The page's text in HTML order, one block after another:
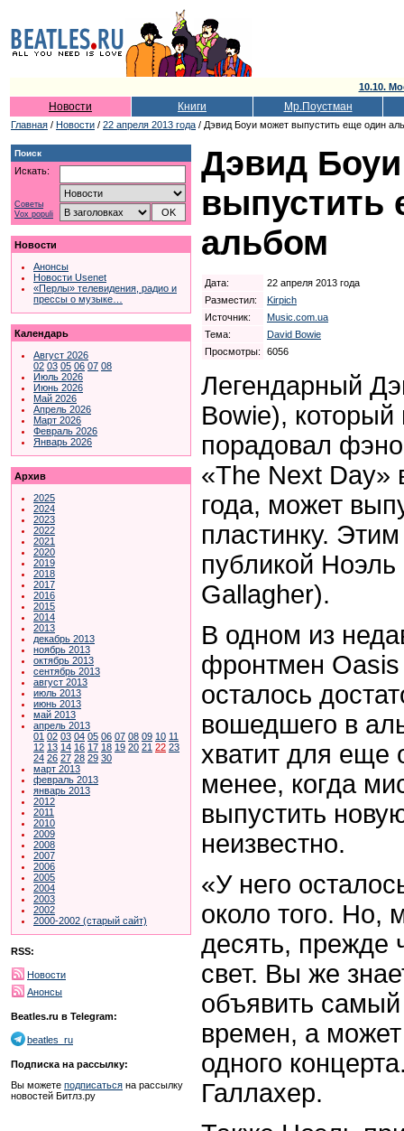
10.10.
Новости Книги Мр.Поустман
Главная / Новости / 22 апреля 2013 года / Дэвид Боуи может выпустить еще один
Поиск
Искать:
Советы
Vox populi
Новости
Анонсы
Новости Usenet
«Перлы» телевидения, радио и
прессы о музыке…
Календарь
Август 2026
02 03 05 06 07 08
Июль 2026
Июнь 2026
Май 2026
Апрель 2026
Март 2026
Февраль 2026
Январь 2026
Архив
2025
2024
2023
2022
2021
2020
2019
2018
2017
2016
2015
2014
2013
декабрь 2013
ноябрь 2013
октябрь 2013
сентябрь 2013
август 2013
июль 2013
июнь 2013
май 2013
апрель 2013
01 02 03 04 05 06 07 08 09 10 11
12 13 14 16 17 18 19 20 21 22 23
24 26 27 28 29 30
март 2013
февраль 2013
январь 2013
2012
2011
2010
2009
2008
2007
2006
2005
2004
2003
2002
2000-2002 (старый сайт)
RSS:
Новости
Анонсы
Beatles.ru в Telegram:
beatles_ru
Подписка на рассылку:
Вы можете подписаться на рассылку
новостей Битлз.ру
Дэвид
выпустить
альбом
Дата:
22 апреля 2013 года
Разместил:
Kirpich
Источник:
Music.com.ua
Тема:
David Bowie
Просмотры:
6056
Легендарный
Bowie),
порадовал
«The Next Day»
года, может
пластинку.
публикой
Gallagher).
В одном из
фронтмен Oasis
осталось
вошедшего в
хватит для еще
менее, когда
выпустить
неизвестно.
«У него
около того. Но,
десять, прежде
свет. Вы же
объявить
времен, а
одного
Галлахер.